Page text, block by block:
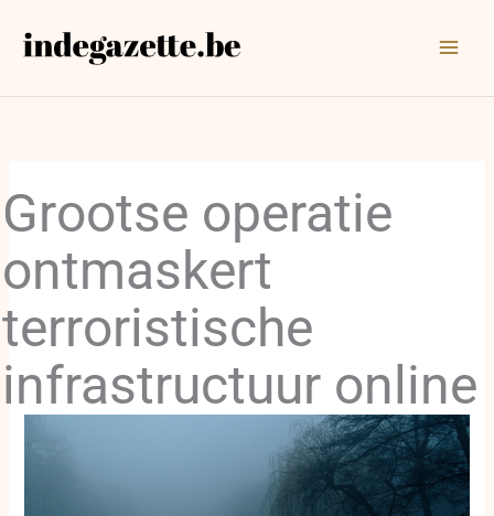
naar
Grootse operatie
ontmaskert
terroristische
infrastructuur online